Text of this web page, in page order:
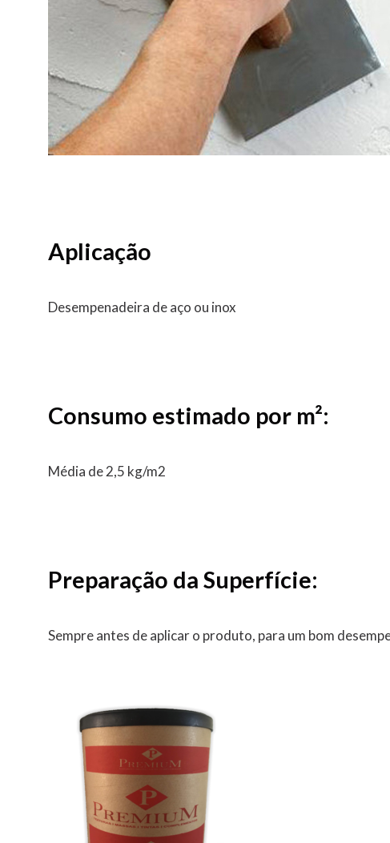
Aplicação
Desempenadeira de aço ou inox
Consumo estimado por m²:
Média de 2,5 kg/m2
Preparação da Superfície:
Sempre antes de aplicar o produto, para um bom